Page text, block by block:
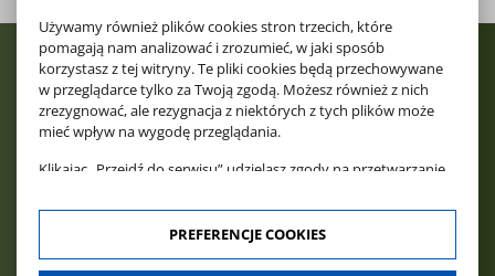
Używamy również plików cookies stron trzecich, które
pomagają nam analizować i zrozumieć, w jaki sposób
korzystasz z tej witryny. Te pliki cookies będą przechowywane
w przeglądarce tylko za Twoją zgodą. Możesz również z nich
zrezygnować, ale rezygnacja z niektórych z tych plików może
mieć wpływ na wygodę przeglądania.
Klikając „Przejdź do serwisu” udzielasz zgody na przetwarzanie
naszej stronie. Dane są zbierane w celach zgodnych z naszą
polityką prywatnościorazpolityką cookies. Zgoda jest
PREFERENCJE COOKIES